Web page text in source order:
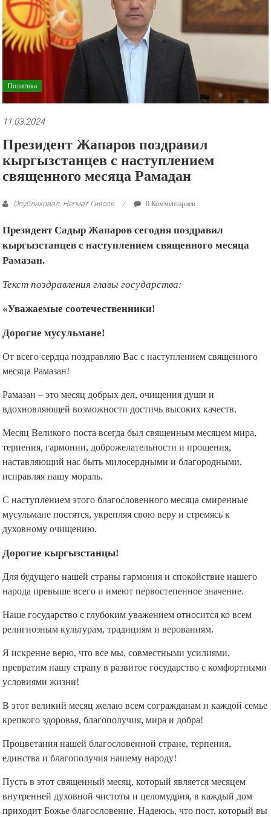
рекламные
ролики
и
презентации.
Политика
11.03.2024
Президент Жапаров поздравил
кыргызстанцев с наступлением
священного месяца Рамадан
Опубликовал: Негмат Гиясов 0 Комментариев
Президент Садыр Жапаров сегодня поздравил
кыргызстанцев с наступлением священного месяца
Рамазан.
Текст поздравления главы государства:
«Уважаемые соотечественники!
Дорогие мусульмане!
От всего сердца поздравляю Вас с наступлением священного
месяца Рамазан!
Рамазан – это месяц добрых дел, очищения души и
вдохновляющей возможности достичь высоких качеств.
Месяц Великого поста всегда был священным месяцем мира,
терпения, гармонии, доброжелательности и прощения,
наставляющий нас быть милосердными и благородными,
исправляя нашу мораль.
С наступлением этого благословенного месяца смиренные
мусульмане постятся, укрепляя свою веру и стремясь к
духовному очищению.
Дорогие кыргызстанцы!
Для будущего нашей страны гармония и спокойствие нашего
народа превыше всего и имеют первостепенное значение.
Наше государство с глубоким уважением относится ко всем
религиозным культурам, традициям и верованиям.
Я искренне верю, что все мы, совместными усилиями,
превратим нашу страну в развитое государство с комфортными
условиями жизни!
В этот великий месяц желаю всем согражданам и каждой семье
крепкого здоровья, благополучия, мира и добра!
Процветания нашей благословенной стране, терпения,
единства и благополучия нашему народу!
Пусть в этот священный месяц, который является месяцем
внутренней духовной чистоты и целомудрия, в каждый дом
приходит Божье благословение. Надеюсь, что пост, который вы